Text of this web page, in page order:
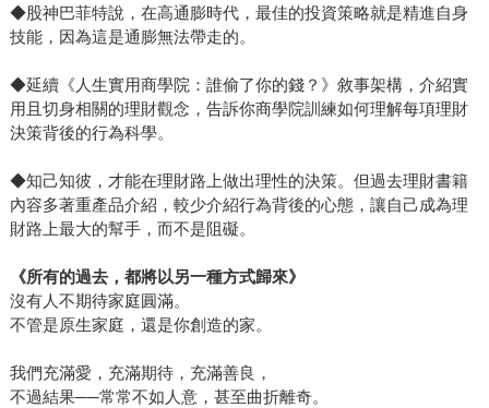
◆股神巴菲特說，在高通膨時代，最佳的投資策略就是精進自身
技能，因為這是通膨無法帶走的。
◆延續《人生實用商學院：誰偷了你的錢？》敘事架構，介紹實
用且切身相關的理財觀念，告訴你商學院訓練如何理解每項理財
決策背後的行為科學。
◆知己知彼，才能在理財路上做出理性的決策。但過去理財書籍
內容多著重產品介紹，較少介紹行為背後的心態，讓自己成為理
財路上最大的幫手，而不是阻礙。
《所有的過去，都將以另一種方式歸來》
沒有人不期待家庭圓滿。
不管是原生家庭，還是你創造的家。
我們充滿愛，充滿期待，充滿善良，
不過結果──常常不如人意，甚至曲折離奇。